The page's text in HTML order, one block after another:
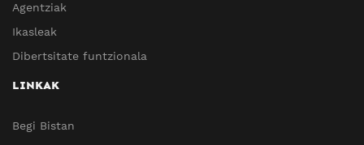
Agentziak
Ikasleak
Dibertsitate funtzionala
LINKAK
Begi Bistan